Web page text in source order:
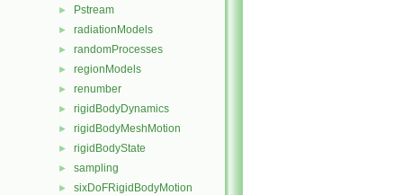
► Pstream
► radiationModels
► randomProcesses
► regionModels
► renumber
► rigidBodyDynamics
► rigidBodyMeshMotion
► rigidBodyState
► sampling
► sixDoFRigidBodyMotion